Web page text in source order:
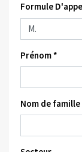
Formule
Prénom *
Nom de famille